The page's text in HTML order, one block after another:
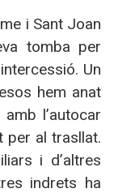
i Sant Joan
tomba per
Un
hem anat
l’autocar
per al trasllat.
i d’altres
indrets ha